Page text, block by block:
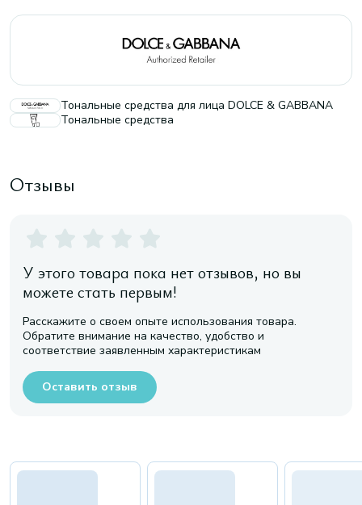
Тональные средства для лица DOLCE & GABBANA
Тональные средства
Отзывы
У этого товара пока нет отзывов, но вы
можете стать первым!
Расскажите о своем опыте использования товара.
Обратите внимание на качество, удобство и
соответствие заявленным характеристикам
Оставить отзыв